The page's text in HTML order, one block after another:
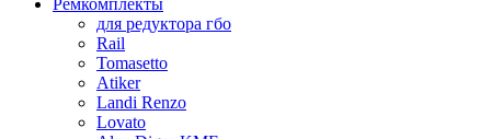
Ремкомплекты
для редуктора гбо
Rail
Tomasetto
Atiker
Landi Renzo
Lovato